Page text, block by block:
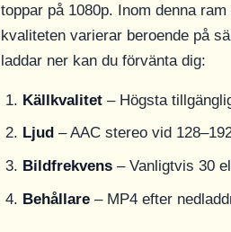
toppar på 1080p. Inom denna
kvaliteten varierar beroende på
laddar ner kan du förvänta dig:
Källkvalitet – Högsta
Ljud – AAC stereo vid
Bildfrekvens – Vanligtvis 30
Behållare – MP4 efter